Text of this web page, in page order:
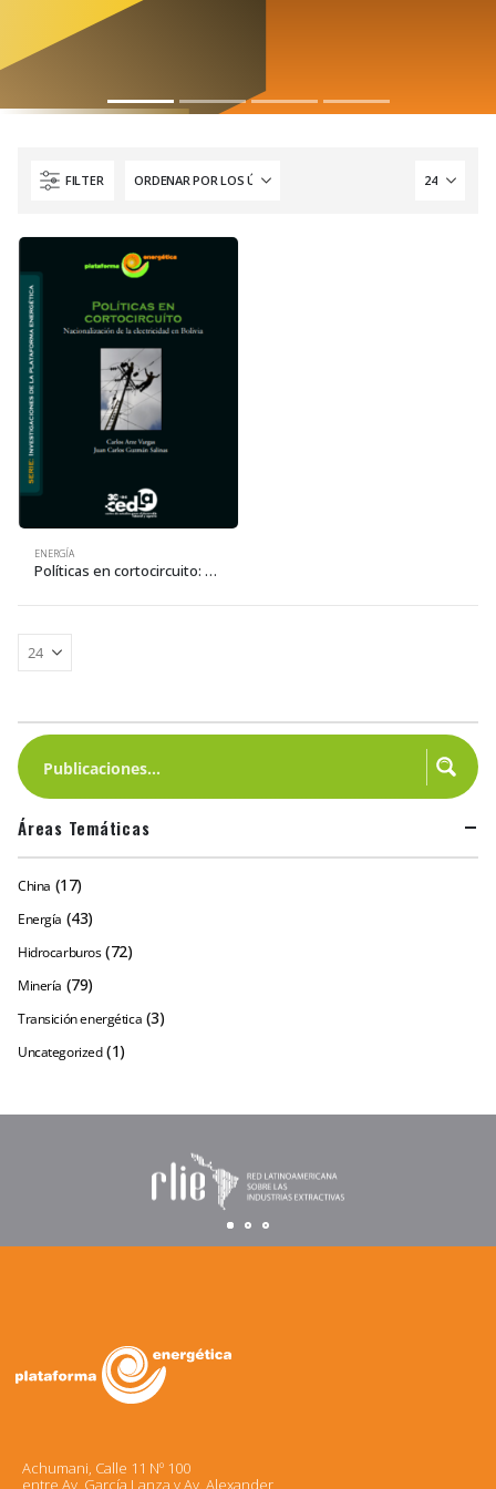
FILTER
ENERGÍA
Políticas en cortocircuito: Nacionalización de la electricidad en Bolivia
Áreas Temáticas
China (17)
Energía (43)
Hidrocarburos (72)
Minería (79)
Transición energética (3)
Uncategorized (1)
Achumani, Calle 11 Nº 100
entre Av. García Lanza y Av. Alexander